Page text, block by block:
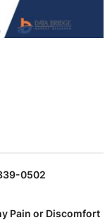
0502
Pain or Discomfort